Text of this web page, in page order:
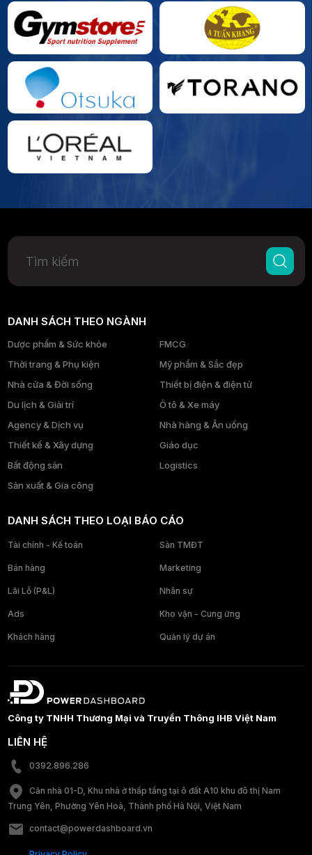
DANH SÁCH THEO NGÀNH
Dược phẩm & Sức khỏe
FMCG
Thời trang & Phụ kiện
Mỹ phẩm & Sắc đẹp
Nhà cửa & Đời sống
Thiết bị điện & điện tử
Du lịch & Giải trí
Ô tô & Xe máy
Agency & Dịch vụ
Nhà hàng & Ăn uống
Thiết kế & Xây dựng
Giáo dục
Bất động sản
Logistics
Sản xuất & Gia công
DANH SÁCH THEO LOẠI BÁO CÁO
Tài chính - Kế toán Sàn TMĐT
Bán hàng Marketing
Lãi Lỗ (P&L) Nhân sự
Ads Kho vận - Cung ứng
Khách hàng Quản lý dự án
Công ty TNHH Thương Mại và Truyền Thông IHB Việt Nam
LIÊN HỆ
0392.896.286
Căn nhà 01-D, Khu nhà ở thấp tầng tại ô đất A10 khu đô thị Nam
Trung Yên, Phường Yên Hoà, Thành phố Hà Nội, Việt Nam
contact@powerdashboard.vn